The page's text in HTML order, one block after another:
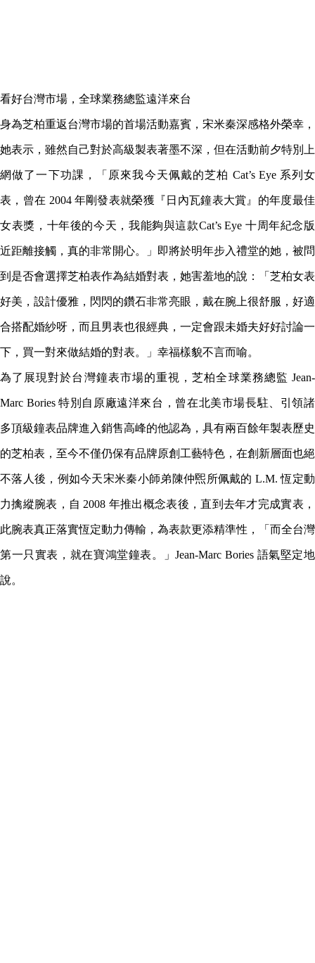
看好台灣市場，全球業務總監遠洋來台
身為芝柏重返台灣市場的首場活動嘉賓，宋米秦深感格外榮幸，
她表示，雖然自己對於高級製表著墨不深，但在活動前夕特別上
網做了一下功課，「原來我今天佩戴的芝柏 Cat’s Eye 系列女
表，曾在 2004 年剛發表就榮獲『日內瓦鐘表大賞』的年度最佳
女表獎，十年後的今天，我能夠與這款Cat’s Eye 十周年紀念版
近距離接觸，真的非常開心。」即將於明年步入禮堂的她，被問
到是否會選擇芝柏表作為結婚對表，她害羞地的說：「芝柏女表
好美，設計優雅，閃閃的鑽石非常亮眼，戴在腕上很舒服，好適
合搭配婚紗呀，而且男表也很經典，一定會跟未婚夫好好討論一
下，買一對來做結婚的對表。」幸福樣貌不言而喻。
為了展現對於台灣鐘表市場的重視，芝柏全球業務總監 Jean-
Marc Bories 特別自原廠遠洋來台，曾在北美市場長駐、引領諸
多頂級鐘表品牌進入銷售高峰的他認為，具有兩百餘年製表歷史
的芝柏表，至今不僅仍保有品牌原創工藝特色，在創新層面也絕
不落人後，例如今天宋米秦小師弟陳仲煕所佩戴的 L.M. 恆定動
力擒縱腕表，自 2008 年推出概念表後，直到去年才完成實表，
此腕表真正落實恆定動力傳輸，為表款更添精準性，「而全台灣
第一只實表，就在寶鴻堂鐘表。」Jean-Marc Bories 語氣堅定地
說。